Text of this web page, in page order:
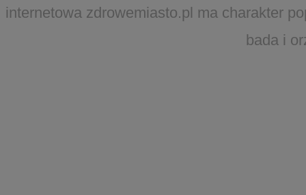
internetowa zdrowemiasto.pl ma charakter
bada i